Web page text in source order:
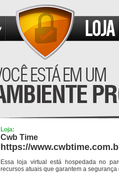
Loja:
Cwb Time
https://
Essa loja virtual está hospedada no
recursos atuais que garantem a